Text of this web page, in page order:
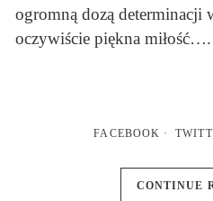
ogromną dozą determinacji
oczywiście piękna miłość….
FACEBOOK
CONTINUE